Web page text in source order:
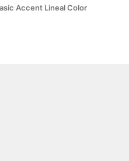
Accent Lineal Color